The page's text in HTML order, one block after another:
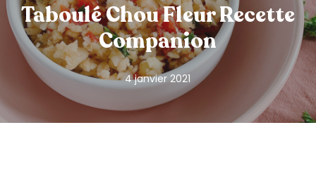
Taboulé Chou Fleur Recette
Companion
4 janvier 2021